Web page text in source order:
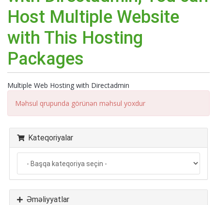
Host Multiple Website
with This Hosting
Packages
Multiple Web Hosting with Directadmin
Məhsul qrupunda görünən məhsul yoxdur
Kateqoriyalar
Əməliyyatlar